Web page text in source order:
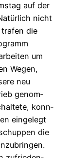
auf der
nicht
tra­fen die
um
Wegen,
neu
genom­
konn­
ein­ge­legt
die